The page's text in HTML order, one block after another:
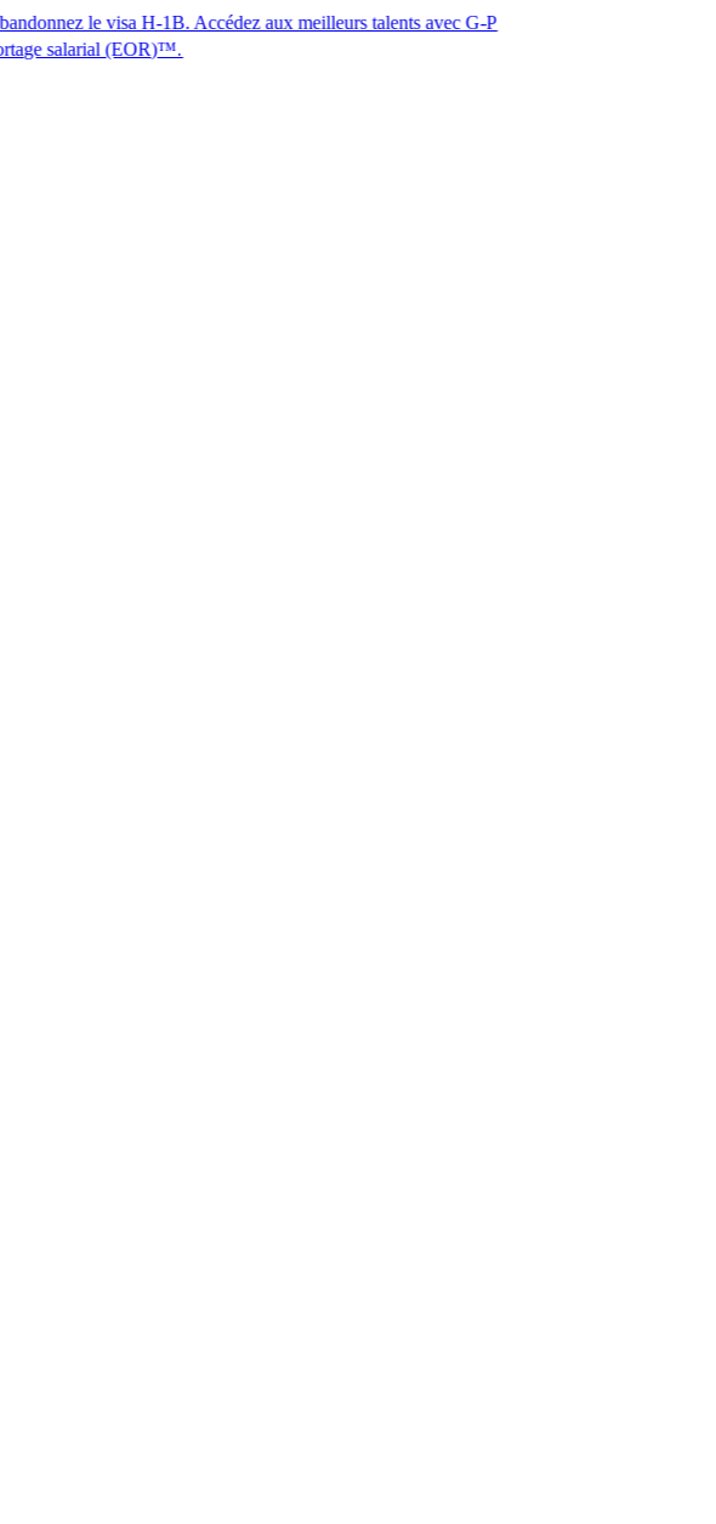
visa H-1B. Accédez aux meilleurs talents avec G-P
(EOR)™.​​